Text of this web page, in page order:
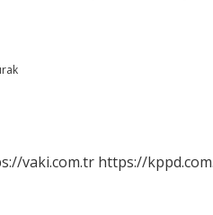
vaki.com.tr https://